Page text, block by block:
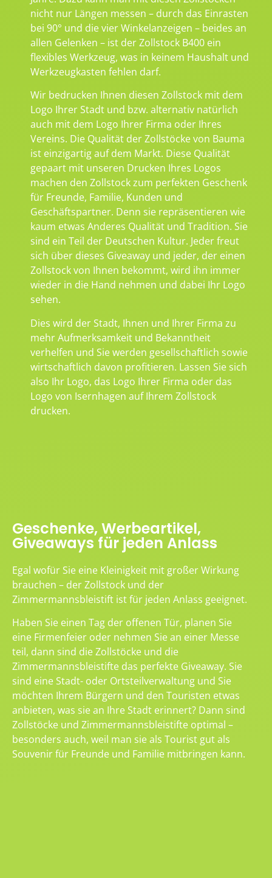
nicht nur Längen messen – durch das Einrasten
bei 90° und die vier Winkelanzeigen – beides an
allen Gelenken – ist der Zollstock B400 ein
flexibles Werkzeug, was in keinem Haushalt und
Werkzeugkasten fehlen darf.
Wir bedrucken Ihnen diesen Zollstock mit dem
Logo Ihrer Stadt und bzw. alternativ natürlich
auch mit dem Logo Ihrer Firma oder Ihres
Vereins. Die Qualität der Zollstöcke von Bauma
ist einzigartig auf dem Markt. Diese Qualität
gepaart mit unseren Drucken Ihres Logos
machen den Zollstock zum perfekten Geschenk
für Freunde, Familie, Kunden und
Geschäftspartner. Denn sie repräsentieren wie
kaum etwas Anderes Qualität und Tradition. Sie
sind ein Teil der Deutschen Kultur. Jeder freut
sich über dieses Giveaway und jeder, der einen
Zollstock von Ihnen bekommt, wird ihn immer
wieder in die Hand nehmen und dabei Ihr Logo
sehen.
Dies wird der Stadt, Ihnen und Ihrer Firma zu
mehr Aufmerksamkeit und Bekanntheit
verhelfen und Sie werden gesellschaftlich sowie
wirtschaftlich davon profitieren. Lassen Sie sich
also Ihr Logo, das Logo Ihrer Firma oder das
Logo von Isernhagen auf Ihrem Zollstock
drucken.
Geschenke, Werbeartikel,
Giveaways für jeden Anlass
Egal wofür Sie eine Kleinigkeit mit großer Wirkung
brauchen – der Zollstock und der
Zimmermannsbleistift ist für jeden Anlass geeignet.
Haben Sie einen Tag der offenen Tür, planen Sie
eine Firmenfeier oder nehmen Sie an einer Messe
teil, dann sind die Zollstöcke und die
Zimmermannsbleistifte das perfekte Giveaway. Sie
sind eine Stadt- oder Ortsteilverwaltung und Sie
möchten Ihrem Bürgern und den Touristen etwas
anbieten, was sie an Ihre Stadt erinnert? Dann sind
Zollstöcke und Zimmermannsbleistifte optimal –
besonders auch, weil man sie als Tourist gut als
Souvenir für Freunde und Familie mitbringen kann.